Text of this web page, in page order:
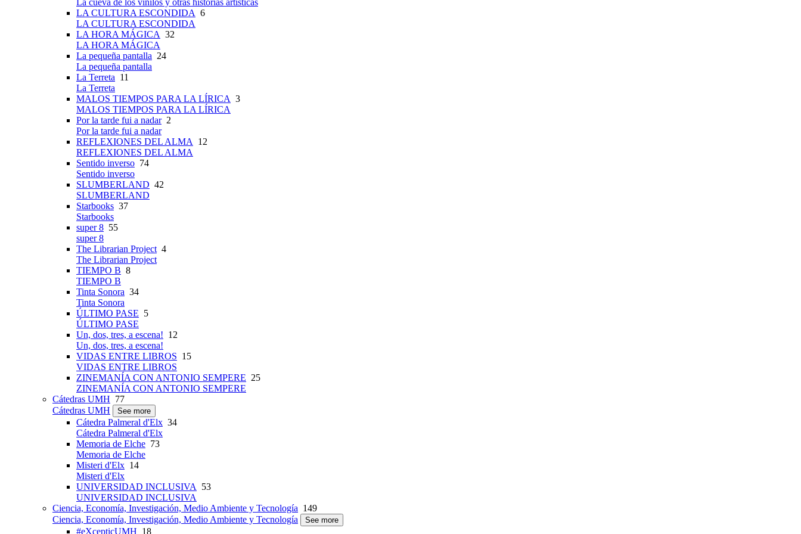
La cueva de los vinilos y otras historias artísticas
LA CULTURA ESCONDIDA 6
LA CULTURA ESCONDIDA
LA HORA MÁGICA 32
LA HORA MÁGICA
La pequeña pantalla 24
La pequeña pantalla
La Terreta 11
La Terreta
MALOS TIEMPOS PARA LA LÍRICA 3
MALOS TIEMPOS PARA LA LÍRICA
Por la tarde fui a nadar2
Por la tarde fui a nadar
REFLEXIONES DEL ALMA
12
REFLEXIONES DEL ALMA
Sentido inverso 74
Sentido inverso
SLUMBERLAND 42
SLUMBERLAND
Starbooks 37
Starbooks
super 8 55
super 8
The Librarian Project 4
The Librarian Project
TIEMPO B 8
TIEMPO B
Tinta Sonora 34
Tinta Sonora
ÚLTIMO PASE 5
ÚLTIMO PASE
Un, dos, tres, a escena! 12
Un, dos, tres, a escena!
VIDAS ENTRE LIBROS 15
VIDAS ENTRE LIBROS
ZINEMANÍA CON ANTONIO SEMPERE 25
ZINEMANÍA CON ANTONIO SEMPERE
Cátedras UMH 77
Cátedras UMH
See more
Cátedra Palmeral d'Elx 34
Cátedra Palmeral d'Elx
Memoria de Elche 73
Memoria de Elche
Misteri d'Elx 14
Misteri d'Elx
UNIVERSIDAD INCLUSIVA
53
UNIVERSIDAD INCLUSIVA
Ciencia, Economía, Investigación, Medio Ambiente y Tecnología 149
Ciencia, Economía, Investigación, Medio Ambiente y Tecnología
See more
#eXcepticUMH 18